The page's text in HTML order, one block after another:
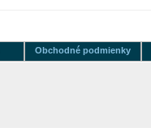
Obchodné podmienky